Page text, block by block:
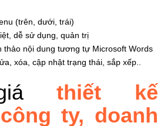
(trên, dưới, trái)
dễ sử dụng, quản trị
thảo nội dung tương tự Microsoft Words
xóa, cập nhật trạng thái, sắp xếp..
giáthiết kế
ty, doanh